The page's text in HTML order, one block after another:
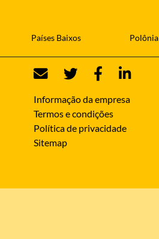
Países Baixos Polônia
Informação da empresa
Termos e condições
Política de privacidade
Sitemap